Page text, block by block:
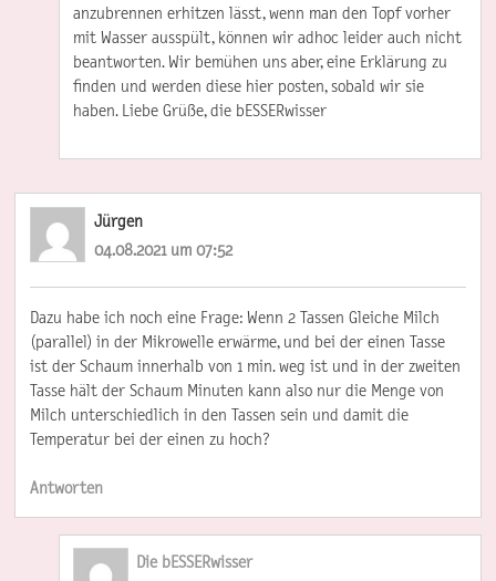
anzubrennen erhitzen lässt, wenn man den Topf vorher
mit Wasser ausspült, können wir adhoc leider auch nicht
beantworten. Wir bemühen uns aber, eine Erklärung zu
finden und werden diese hier posten, sobald wir sie
haben. Liebe Grüße, die bESSERwisser
Jürgen
04.08.2021 um 07:52
Dazu habe ich noch eine Frage: Wenn 2 Tassen Gleiche Milch
(parallel) in der Mikrowelle erwärme, und bei der einen Tasse
ist der Schaum innerhalb von 1 min. weg ist und in der zweiten
Tasse hält der Schaum Minuten kann also nur die Menge von
Milch unterschiedlich in den Tassen sein und damit die
Temperatur bei der einen zu hoch?
Antworten
Die bESSERwisser